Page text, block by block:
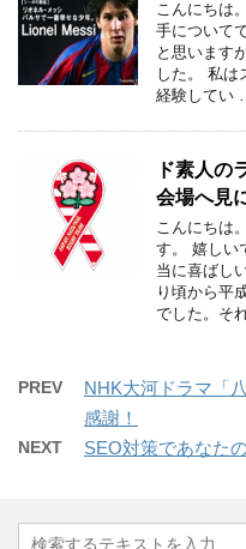
こんにちは
手について
と思います
した。 私は
経験してい
ド素人
会場へ見
こんにちは
す。 嬉しい
当に喜ばし
り頃から平
でした。そ
PREV
NHK大河ドラマ「
感謝！
NEXT SEO対策であなた